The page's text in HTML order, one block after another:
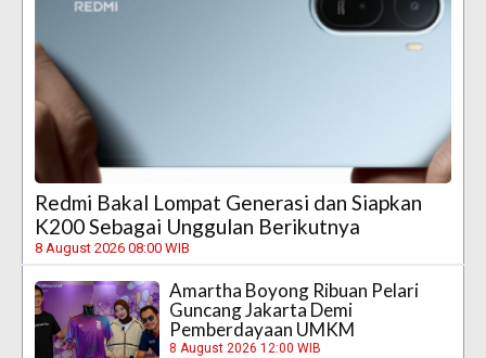
Redmi Bakal Lompat Generasi dan Siapkan
K200 Sebagai Unggulan Berikutnya
8 August 2026 08:00 WIB
Amartha Boyong Ribuan Pelari
Guncang Jakarta Demi
Pemberdayaan UMKM
8 August 2026 12:00 WIB